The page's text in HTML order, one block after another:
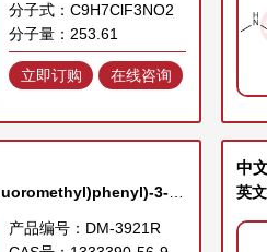
分子式：C9H7ClF3NO2
分子量：253.61
立即订购 在线咨询
英文名称：1-(4-chloro-3-(trifluoromethyl)phenyl)-3-(2-fluoro-4-hydroxyphenyl)urea
产品编号：DM-3921R
中